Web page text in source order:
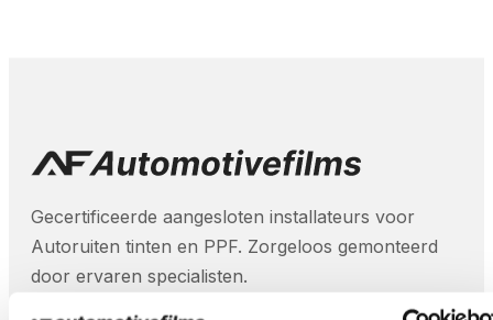
Gecertificeerde aangesloten installateurs voor
Autoruiten tinten en PPF. Zorgeloos gemonteerd
door ervaren specialisten.